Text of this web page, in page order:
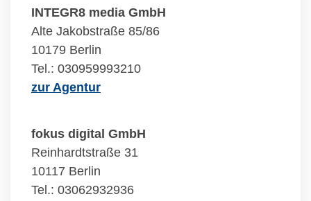
INTEGR8 media GmbH
Alte Jakobstraße 85/86
10179 Berlin
Tel.: 030959993210
zur Agentur
fokus digital GmbH
Reinhardtstraße 31
10117 Berlin
Tel.: 03062932936